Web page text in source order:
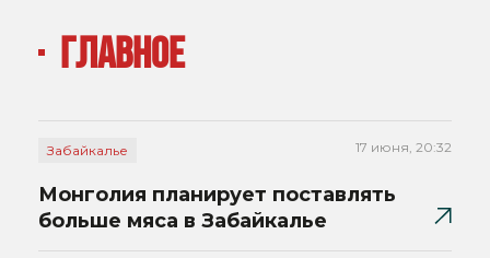
ГЛАВНОЕ
Забайкалье 17 июня, 20:32
Монголия планирует поставлять
больше мяса в Забайкалье